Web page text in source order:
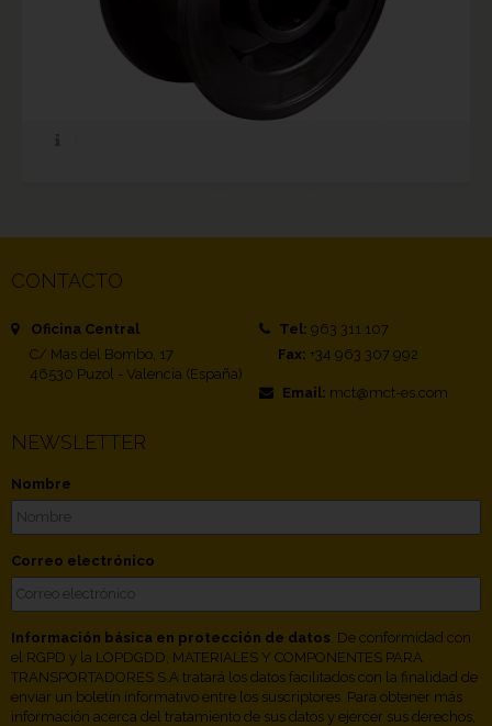
CONTACTO
Oficina Central
C/ Mas del Bombo, 17
46530 Puzol - Valencia (España)
Tel: 963 311 107
Fax: +34 963 307 992
Email: mct@mct-es.com
NEWSLETTER
Nombre
Correo electrónico
Información básica en protección de datos . De conformidad con
el RGPD y la LOPDGDD, MATERIALES Y COMPONENTES PARA
TRANSPORTADORES S.A tratará los datos facilitados con la finalidad de
enviar un boletín informativo entre los suscriptores. Para obtener más
información acerca del tratamiento de sus datos y ejercer sus derechos,